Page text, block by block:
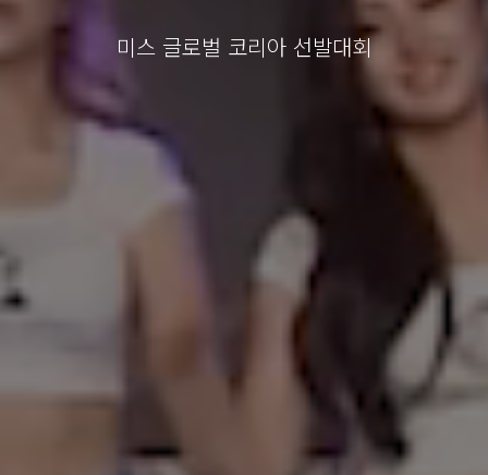
미스 글로벌 코리아 선발대회